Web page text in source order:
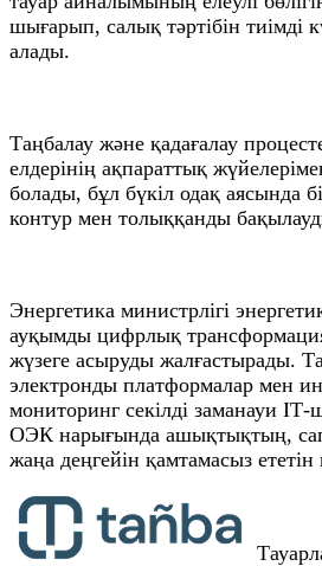
шығарып, салық тәртібін тиімді
алады.
Таңбалау және қадағалау
елдерінің ақпараттық
болады, бұл бүкіл одақ аясында
контур мен толыққанды
Энергетика министрлігі
ауқымды цифрлық
жүзеге асыруды жалғастырады.
электронды платформалар мен
мониторинг секілді заманауи
ОЭК нарығында ашықтықтың,
жаңа деңгейін қамтамасыз ететін